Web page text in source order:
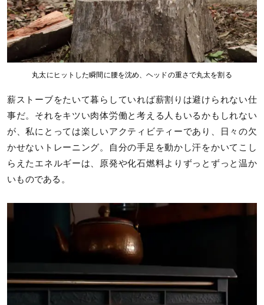
丸太にヒットした瞬間に腰を沈め、ヘッドの重さで丸太を割る
薪ストーブをたいて暮らしていれば薪割りは避けられない仕
事だ。それをキツい肉体労働と考える人もいるかもしれない
が、私にとっては楽しいアクティビティーであり、日々の欠
かせないトレーニング。自分の手足を動かし汗をかいてこし
らえたエネルギーは、原発や化石燃料よりずっとずっと温か
いものである。